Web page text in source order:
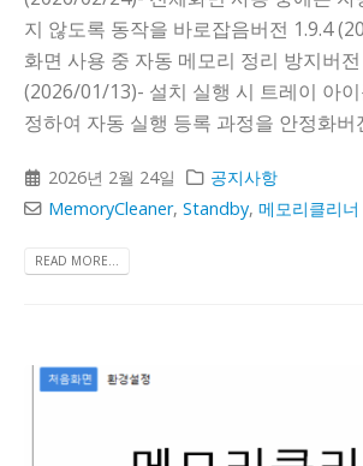
지 않도록 동작을 바로잡음버전 1.9.4
화면 사용 중 자동 메모리 정리 방지버전
(2026/01/13)- 설치 실행 시 트레이 아
정하여 자동 실행 등록 과정을 안정화버
2026년 2월 24일
공지사항
MemoryCleaner,Standby,메모리클리너
READ MORE...